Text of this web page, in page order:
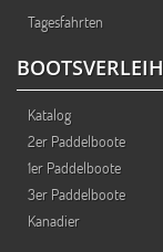
Tagesfahrten
BOOTSVERLEIH
Katalog
2er Paddelboote
1er Paddelboote
3er Paddelboote
Kanadier